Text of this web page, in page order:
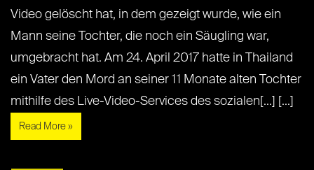
Video gelöscht hat, in dem gezeigt wurde, wie ein
Mann seine Tochter, die noch ein Säugling war,
umgebracht hat. Am 24. April 2017 hatte in Thailand
ein Vater den Mord an seiner 11 Monate alten Tochter
mithilfe des Live-Video-Services des sozialen[...] [...]
Read More »